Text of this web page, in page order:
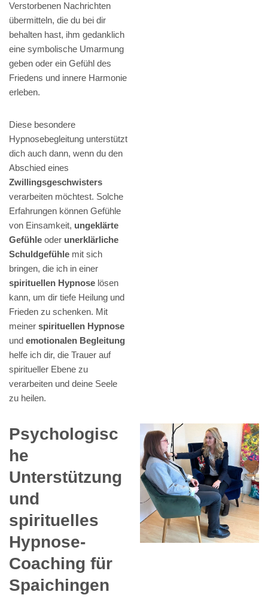
Verstorbenen Nachrichten
übermitteln, die du bei dir
behalten hast, ihm gedanklich
eine symbolische Umarmung
geben oder ein Gefühl des
Friedens und innere Harmonie
erleben.
Diese besondere
Hypnosebegleitung unterstützt
dich auch dann, wenn du den
Abschied eines
Zwillingsgeschwisters
verarbeiten möchtest. Solche
Erfahrungen können Gefühle
von Einsamkeit, ungeklärte
Gefühle oder unerklärliche
Schuldgefühle mit sich
bringen, die ich in einer
spirituellen Hypnose lösen
kann, um dir tiefe Heilung und
Frieden zu schenken. Mit
meiner spirituellen Hypnose
und emotionalen Begleitung
helfe ich dir, die Trauer auf
spiritueller Ebene zu
verarbeiten und deine Seele
zu heilen.
Psychologisc
he
Unterstützung
und
spirituelles
Hypnose-
Coaching für
Spaichingen